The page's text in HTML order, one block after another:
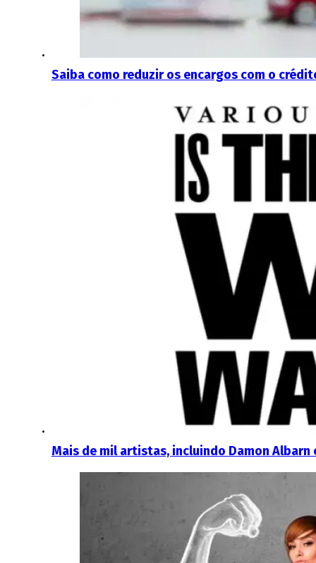
Saiba como reduzir os encargos com o
Mais de mil artistas, incluindo Damon